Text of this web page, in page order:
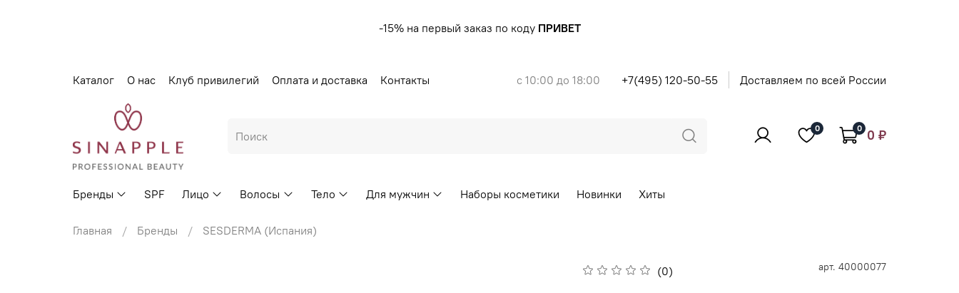
-15% на первый заказ по коду ПРИВЕТ
Каталог О нас Клуб привилегий Оплата и доставка Контакты с 10:00 до 18:00 +7(495) 120-50-55 Доставляем по всей России
0 0 0 ₽
Бренды SPF Лицо Волосы Тело Для мужчин Наборы косметики Новинки Хиты
Главная Бренды SESDERMA (Испания)
(0) арт. 40000077